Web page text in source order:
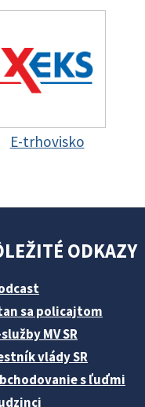
E-trhovisko
ODKAZY
sa policajtom
MV SR
vlády SR
s ľuďmi